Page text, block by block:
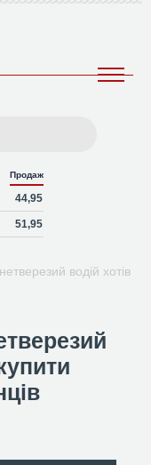
Продаж
44,95
51,95
водій хотів